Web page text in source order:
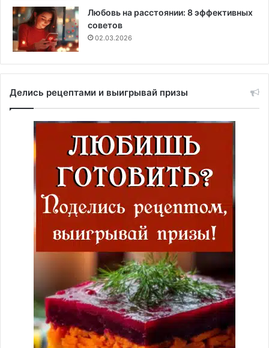
Любовь на расстоянии: 8 эффективных
советов
02.03.2026
Делись рецептами и выигрывай призы